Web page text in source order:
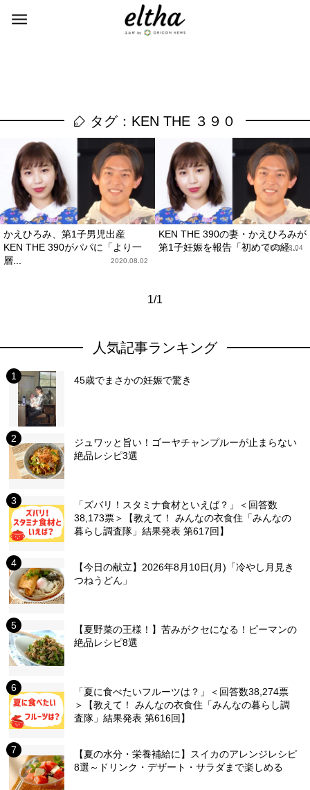
タグ：KEN THE ３９０
かえひろみ、第1子男児出産
KEN THE 390がパパに「より一
層...
2020.08.02
KEN THE 390の妻・かえひろみが
第1子妊娠を報告「初めての経...
2020.03.04
1/1
人気記事ランキング
45歳でまさかの妊娠で驚き
ジュワッと旨い！ゴーヤチャンプルーが止まらない
絶品レシピ3選
「ズバリ！スタミナ食材といえば？」＜回答数
38,173票＞【教えて！ みんなの衣食住「みんなの
暮らし調査隊」結果発表 第617回】
【今日の献立】2026年8月10日(月)「冷やし月見き
つねうどん」
【夏野菜の王様！】苦みがクセになる！ピーマンの
絶品レシピ8選
「夏に食べたいフルーツは？」＜回答数38,274票
＞【教えて！ みんなの衣食住「みんなの暮らし調
査隊」結果発表 第616回】
【夏の水分・栄養補給に】スイカのアレンジレシピ
8選～ドリンク・デザート・サラダまで楽しめる